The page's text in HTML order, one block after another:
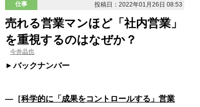
仕事 投稿日：2022年01月26日 08:53
売れる営業マンほど「社内営業」
を重視するのはなぜか？
今井晶也
バックナンバー
―［科学的に「成果をコントロールする」営業